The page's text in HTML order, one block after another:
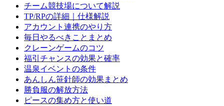
チーム競技場について解説
TP/RPの詳細｜仕様解説
アカウント連携のやり方
毎日やるべきことまとめ
クレーンゲームのコツ
福引チャンスの効果と確率
温泉イベントの条件
あんしん笹針師の効果まとめ
勝負服の解放方法
ピースの集め方と使い道